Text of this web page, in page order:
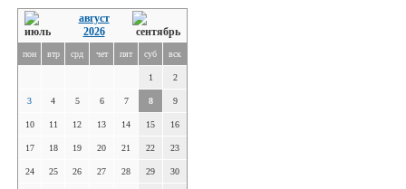
август
2026
пон втр срд чет пят суб вск
1 2
3 4 5 6 7 8 9
10 11 12 13 14 15 16
17 18 19 20 21 22 23
24 25 26 27 28 29 30